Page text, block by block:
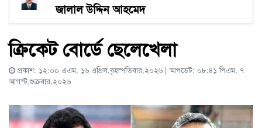
জালাল উদ্দিন আহমেদ
ক্রিকেট বোর্ডে ছেলেখেলা
প্রকাশ: ১২:০০ এএম, ১৬ এপ্রিল,বৃহস্পতিবার,২০২৬ | আপডেট: ০৮:৪১ পিএম, ৭
আগস্ট,শুক্রবার,২০২৬